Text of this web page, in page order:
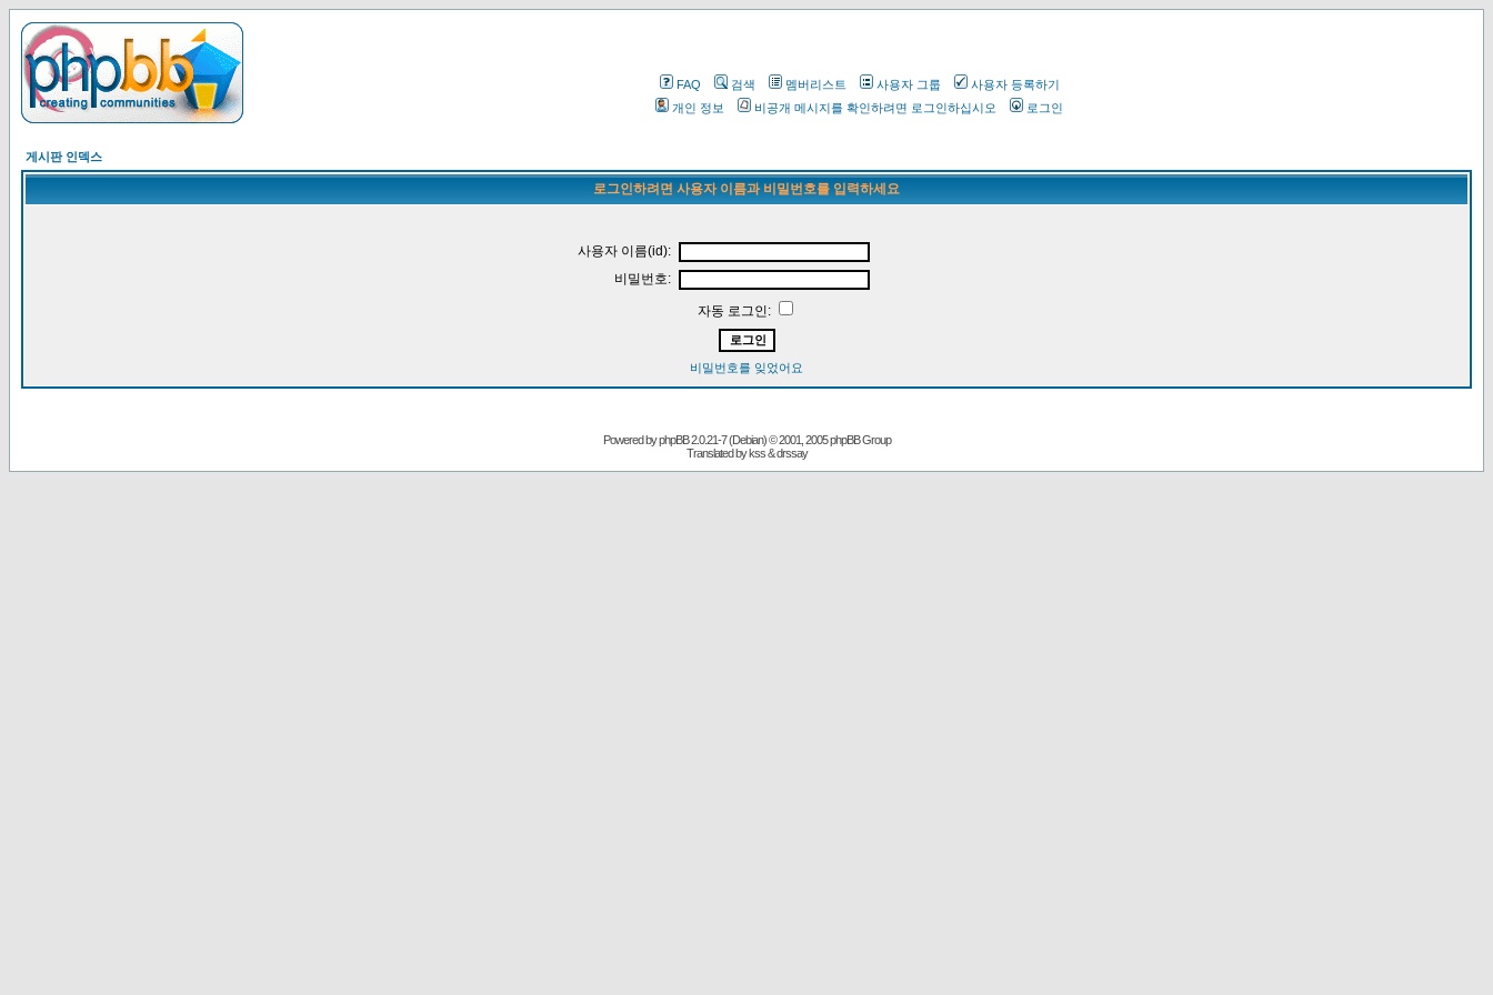
FAQ 검색 멤버리스트 사용자 그룹
사용자 등록하기
개인 정보
비공개 메시지를 확인하려면 로그인하십시오 로그인
게시판 인덱스
로그인하려면 사용자 이름과 비밀번호를 입력하세요
사용자 이름(id):
비밀번호:
자동 로그인:
비밀번호를 잊었어요
Powered byphpBB2.0.21-7 (Debian) © 2001, 2005 phpBB Group
Translated by kss & drssay